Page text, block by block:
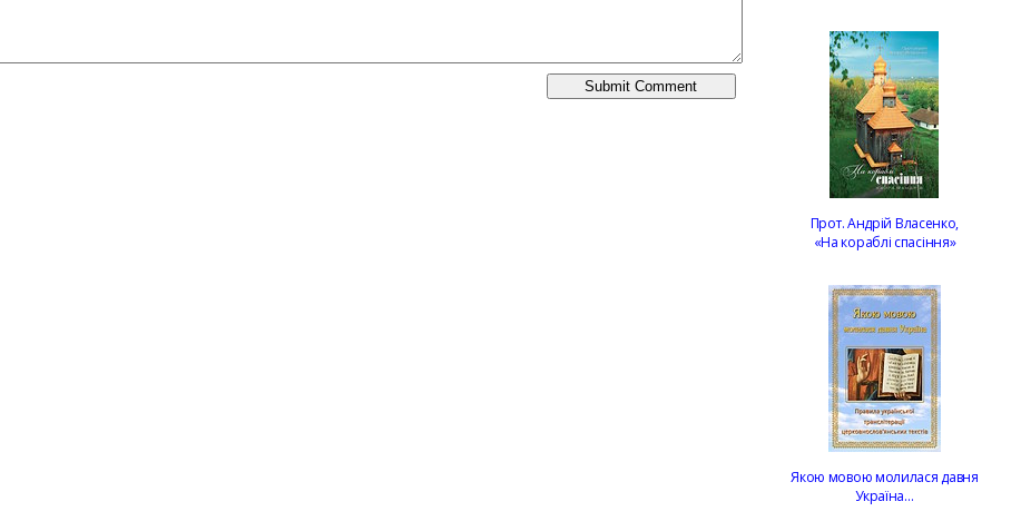
Прот. Андрій Власенко,
«На кораблі спасіння»
Якою мовою молилася давня
Україна…